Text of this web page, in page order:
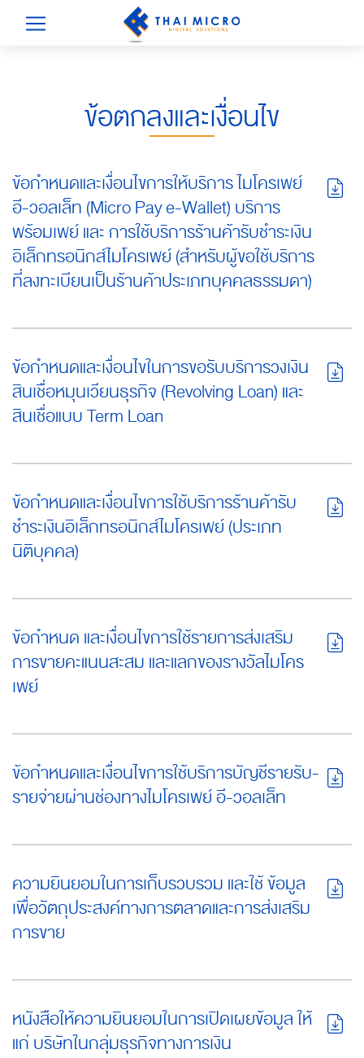
ข้อตกลงและเงื่อนไข
ข้อกำหนดและเงื่อนไขการให้บริการ ไมโครเพย์
อี-วอลเล็ท (Micro Pay e-Wallet) บริการ
พร้อมเพย์ และ การใช้บริการร้านค้ารับชำระเงิน
อิเล็กทรอนิกส์ไมโครเพย์ (สำหรับผู้ขอใช้บริการ
ที่ลงทะเบียนเป็นร้านค้าประเภทบุคคลธรรมดา)
ข้อกำหนดและเงื่อนไขในการขอรับบริการวงเงิน
สินเชื่อหมุนเวียนธุรกิจ (Revolving Loan) และ
สินเชื่อแบบ Term Loan
ข้อกําหนดและเงื่อนไขการใช้บริการร้านค้ารับ
ชำระเงินอิเล็กทรอนิกส์ไมโครเพย์ (ประเภท
นิติบุคคล)
ข้อกำหนด และเงื่อนไขการใช้รายการส่งเสริม
การขายคะแนนสะสม และแลกของรางวัลไมโคร
เพย์
ข้อกำหนดและเงื่อนไขการใช้บริการบัญชีรายรับ-
รายจ่ายผ่านช่องทางไมโครเพย์ อี-วอลเล็ท
ความยินยอมในการเก็บรวบรวม และใช้ ข้อมูล
เพื่อวัตถุประสงค์ทางการตลาดและการส่งเสริม
การขาย
หนังสือให้ความยินยอมในการเปิดเผยข้อมูล ให้
แก่ บริษัทในกลุ่มธุรกิจทางการเงิน